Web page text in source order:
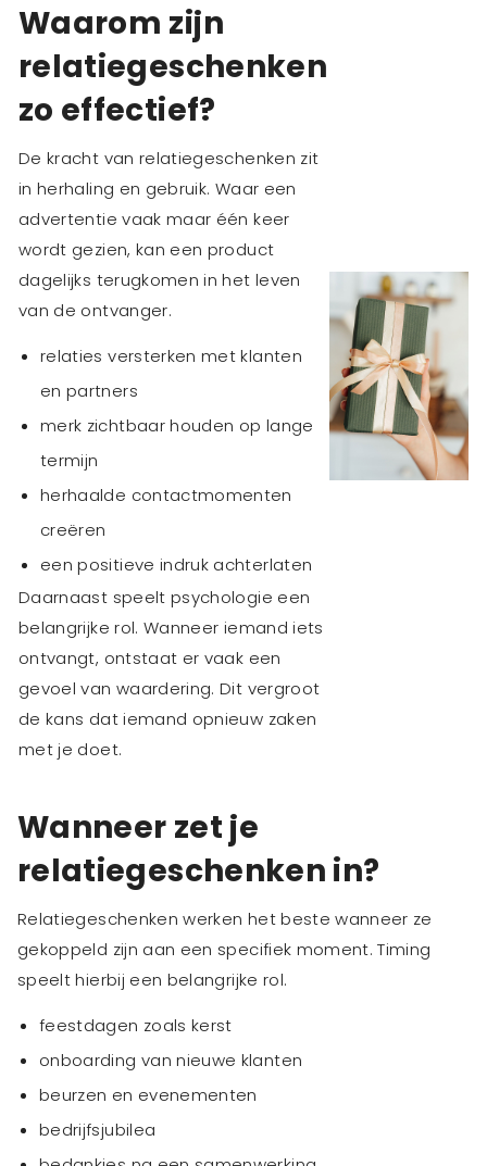
Waarom zijn
relatiegeschenken
zo effectief?
De kracht van relatiegeschenken zit
in herhaling en gebruik. Waar een
advertentie vaak maar één keer
wordt gezien, kan een product
dagelijks terugkomen in het leven
van de ontvanger.
relaties versterken met klanten
en partners
merk zichtbaar houden op lange
termijn
herhaalde contactmomenten
creëren
een positieve indruk achterlaten
Daarnaast speelt psychologie een
belangrijke rol. Wanneer iemand iets
ontvangt, ontstaat er vaak een
gevoel van waardering. Dit vergroot
de kans dat iemand opnieuw zaken
met je doet.
Wanneer zet je
relatiegeschenken in?
Relatiegeschenken werken het beste wanneer ze
gekoppeld zijn aan een specifiek moment. Timing
speelt hierbij een belangrijke rol.
feestdagen zoals kerst
onboarding van nieuwe klanten
beurzen en evenementen
bedrijfsjubilea